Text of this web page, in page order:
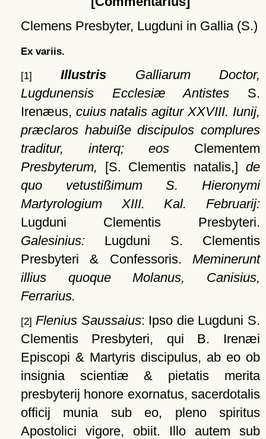
Clemens Presbyter, Lugduni in Gallia (S.)
Ex variis.
[1] Illustris
Galliarum Doctor,
Lugdunensis Ecclesiæ Antistes S.
Irenæus, cuius natalis agitur XXVIII. Iunij,
præclaros habuiße discipulos complures
traditur, interq; eos Clementem
Presbyterum,
[S. Clementis natalis,] de
quo vetustißimum S. Hieronymi
Martyrologium XIII. Kal. Februarij:
Lugduni Clementis Presbyteri.
Galesinius:Lugduni S. Clementis
Presbyteri & Confessoris. Meminerunt
illius quoque Molanus, Canisius,
Ferrarius.
[2] Flenius Saussaius: Ipso die Lugduni S.
Clementis Presbyteri, qui B. Irenæi
Episcopi & Martyris discipulus, ab eo ob
insignia scientiæ & pietatis merita
presbyterij honore exornatus, sacerdotalis
officij munia sub eo, pleno spiritus
Apostolici vigore, obiit. Illo autem sub